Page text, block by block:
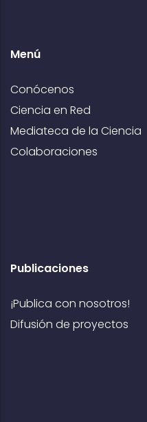
Menú
Conócenos
Ciencia en Red
Mediateca de la Ciencia
Colaboraciones
Publicaciones
¡Publica con nosotros!
Difusión de proyectos